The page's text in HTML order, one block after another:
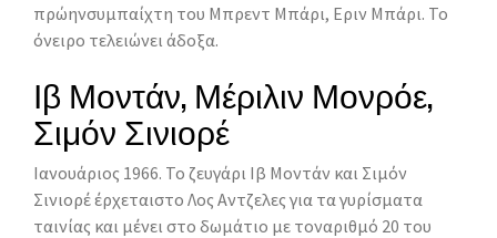
πρώηνσυμπαίχτη του Μπρεντ Μπάρι, Εριν Μπάρι. Το
όνειρο τελειώνει άδοξα.
Ιβ Μοντάν, Μέριλιν Μονρόε,
Σιμόν Σινιορέ
Ιανουάριος 1966. Το ζευγάρι Ιβ Μοντάν και Σιμόν
Σινιορέ έρχεταιστο Λος Αντζελες για τα γυρίσματα
ταινίας και μένει στο δωμάτιο με τοναριθμό 20 του